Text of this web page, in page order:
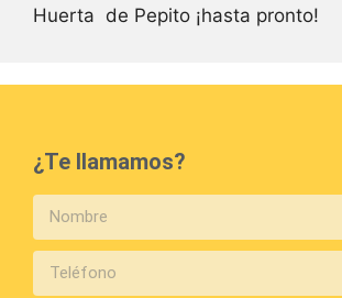
Huerta de Pepito ¡hasta pronto!
¿Te llamamos?